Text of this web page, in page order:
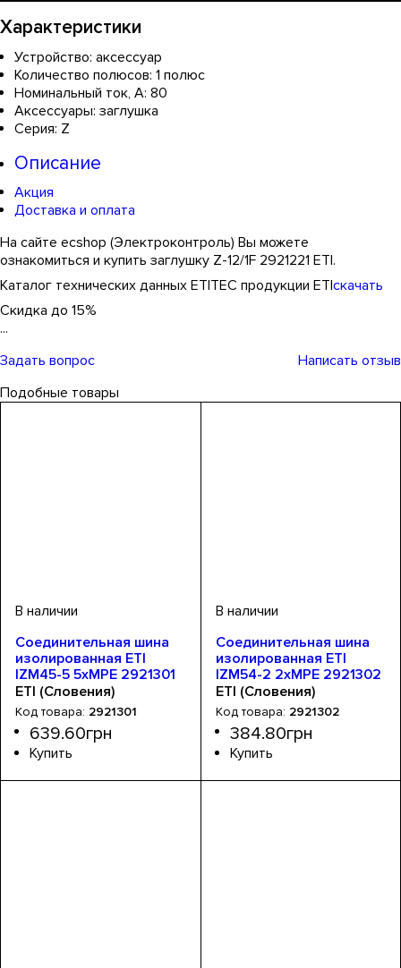
Характеристики
Устройство: аксессуар
Количество полюсов: 1 полюс
Номинальный ток, А: 80
Аксессуары: заглушка
Серия: Z
Описание
Акция
Доставка и оплата
На сайте ecshop (Электроконтроль) Вы можете
ознакомиться и купить заглушку Z-12/1F 2921221 ETI.
Каталог технических данных ETITEC продукции ETIскачать
Скидка до 15%
...
Задать вопрос
Написать отзыв
Подобные товары
Соединительная шина
изолированная ETI
IZM45-5 5хМРЕ 2921301
к 40А или 5хMS
ETI (Словения)
2921301
639.60грн
Устройство: шина
Тип шин: вилочные
Номинальный ток, А: 63
Серия: IZM
Соединительная шина
изолированная ETI
IZM54-2 2хМРЕ 2921302
к 40А+Б.К. или
2хMS+Б.К. или 2хMSP0
ETI (Словения)
2921302
384.80грн
Устройство: шина
Тип шин: вилочные
Номинальный ток, А: 63
Серия: IZM